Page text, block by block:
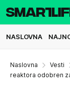
NASLOVNA
Naslovna Vesti
reaktora odobren